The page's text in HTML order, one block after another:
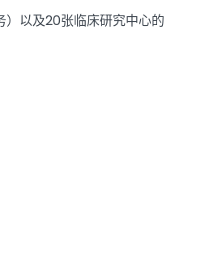
以及20张临床研究中心的